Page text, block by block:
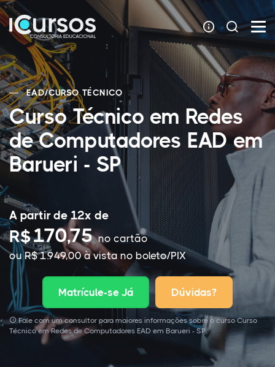
EAD/CURSO TÉCNICO
Curso Técnico em Redes
de Computadores EAD em
Barueri - SP
A partir de 12x de
R$170,75no cartão
ou R$ 1.949,00 à vista no boleto/PIX
Matrícule-se Já Dúvidas?
Fale com um consultor para maiores informações sobre o curso Curso
Técnico em Redes de Computadores EAD em Barueri - SP.